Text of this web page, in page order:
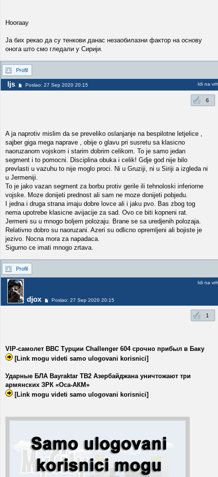
Hooraay
Ја бих рекао да су тенкови данас незаобилазни фактор на основу
онога што смо гледали у Сирији.
Profil
ljs Poslao: 27 Sep 2020 20:15 Idi na vrh
6
A ja naprotiv mislim da se preveliko oslanjanje na bespilotne letjelice ,
sajber giga mega naprave , obije o glavu pri susretu sa klasicno
naoruzanom vojskom i starim dobrim celikom. To je samo jedan
segment i to pomocni. Disciplina obuka i celik! Gdje god nije bilo
prevlasti u vazuhu to nije moglo proci. Ni u Gruziji, ni u Siriji a izgleda ni
u Jermeniji.
To je jako vazan segment za borbu protiv gerile ili tehnoloski inferiorne
vojske. Moze donijeti prednost ali sam ne moze donijeti pobjedu.
I jedna i druga strana imaju dobre lovce ali i jaku pvo. Bas zbog tog
nema upotrebe klasicne avijacije za sad. Ovo ce biti kopneni rat.
Jermeni su u mnogo boljem polozaju. Brane se sa uredjenih polozaja.
Relativno dobro su naoruzani. Azeri su odlicno opremljeni ali bojiste je
jezivo. Nocna mora za napadaca.
Sigurno ce imati mnogo zrtava.
Profil
djox Poslao: 27 Sep 2020 20:15
Idi na vrh
1
VIP-самолет ВВС Турции Challenger 604 срочно прибыл в Баку
[Link mogu videti samo ulogovani korisnici]
Ударные БЛА Bayraktar TB2 Азербайджана уничтожают три
армянских ЗРК «Оса-АКМ»
[Link mogu videti samo ulogovani korisnici]